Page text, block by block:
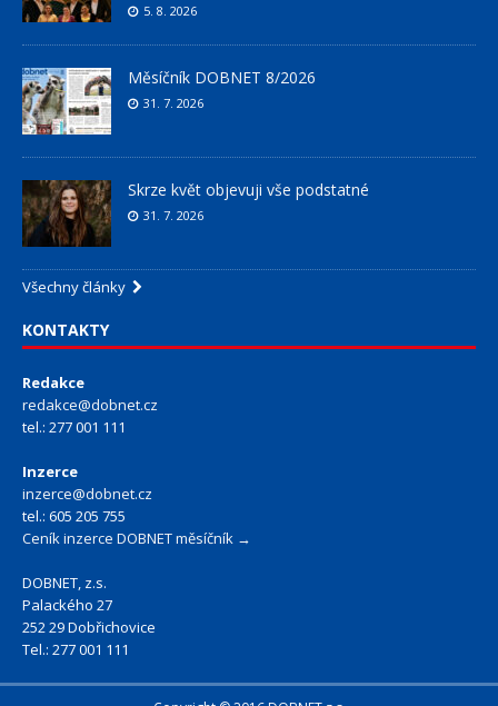
5. 8. 2026
Měsíčník DOBNET 8/2026
31. 7. 2026
Skrze květ objevuji vše podstatné
31. 7. 2026
Všechny články
KONTAKTY
Redakce
redakce@dobnet.cz
tel.: 277 001 111
Inzerce
inzerce@dobnet.cz
tel.: 605 205 755
Ceník inzerce DOBNET měsíčník →
DOBNET, z.s.
Palackého 27
252 29 Dobřichovice
Tel.: 277 001 111